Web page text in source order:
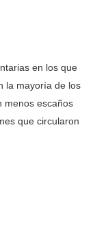
en los que
la mayoría de los
menos escaños
que circularon